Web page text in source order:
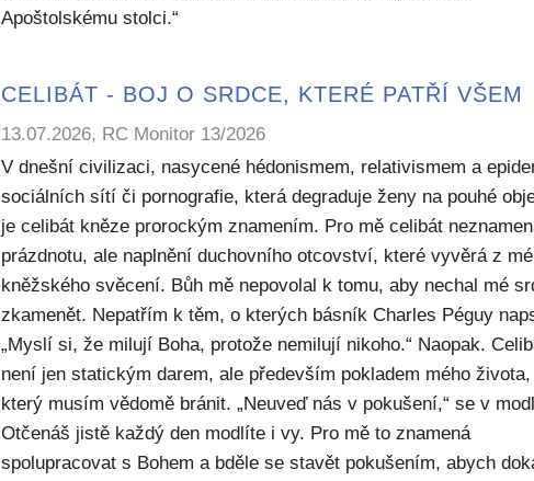
Apoštolskému stolci.“
CELIBÁT - BOJ O SRDCE, KTERÉ PATŘÍ VŠEM
13.07.2026, RC Monitor 13/2026
V dnešní civilizaci, nasycené hédonismem, relativismem a
sociálních sítí či pornografie, která degraduje ženy na pouhé
je celibát kněze prorockým znamením. Pro mě celibát
prázdnotu, ale naplnění duchovního otcovství, které vyvěrá z
kněžského svěcení. Bůh mě nepovolal k tomu, aby nechal mé
zkamenět. Nepatřím k těm, o kterých básník Charles Péguy
„Myslí si, že milují Boha, protože nemilují nikoho.“ Naopak.
není jen statickým darem, ale především pokladem mého života,
který musím vědomě bránit. „Neuveď nás v pokušení,“ se v
Otčenáš jistě každý den modlíte i vy. Pro mě to znamená
spolupracovat s Bohem a bděle se stavět pokušením, abych